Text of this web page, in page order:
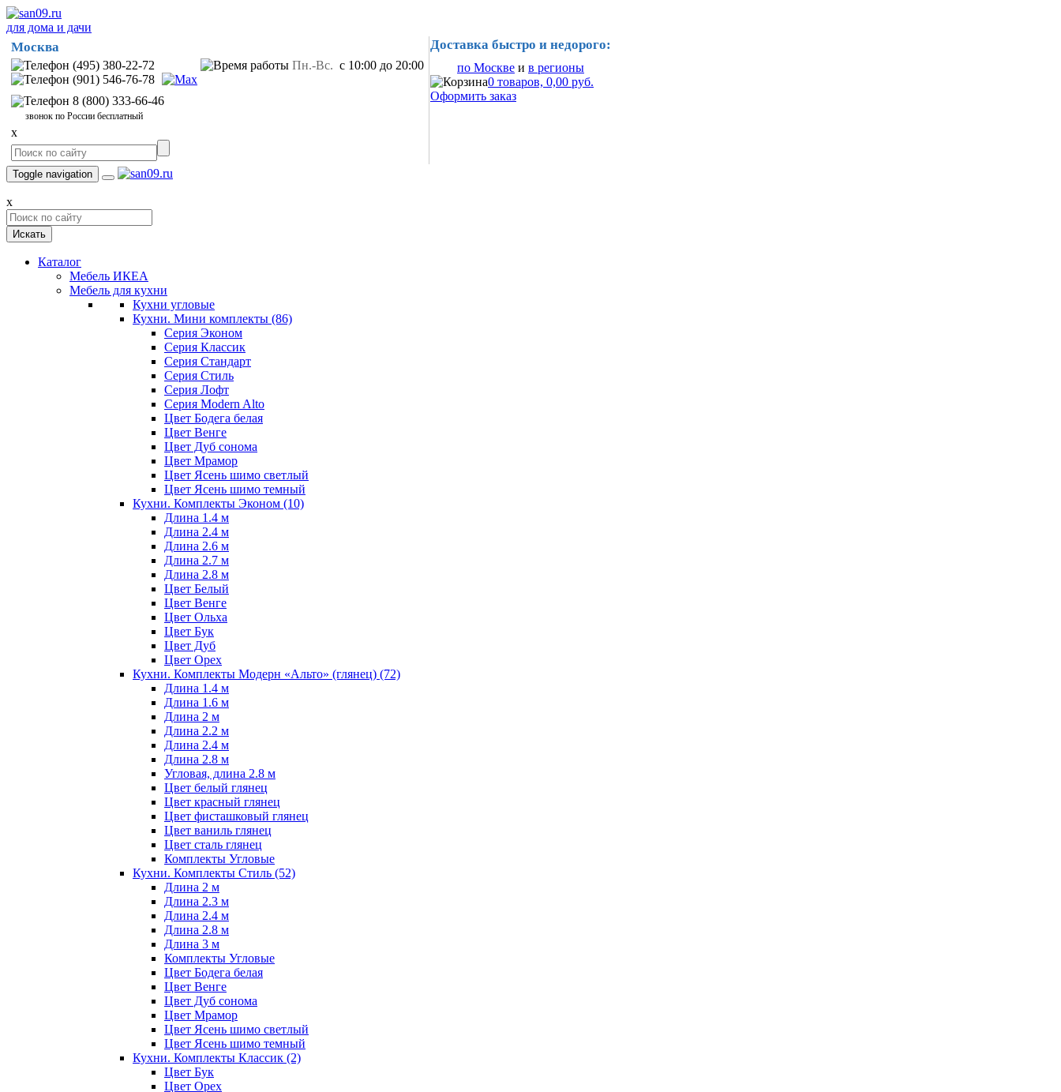
для дома и дачи
Москва
(495) 380-22-72
(901) 546-76-78
8 (800) 333-66-46
звонок по России бесплатный
Пн.-Вс. с 10:00 до 20:00
x
Доставка быстро и недорого:
по Москве и в регионы
0 товаров, 0,00 руб.
Оформить заказ
Toggle navigation
x
Искать
Каталог
Мебель ИКЕА
Мебель для кухни
Кухни угловые
Кухни. Мини комплекты (86)
Серия Эконом
Серия Классик
Серия Стандарт
Серия Стиль
Серия Лофт
Серия Modern Alto
Цвет Бодега белая
Цвет Венге
Цвет Дуб сонома
Цвет Мрамор
Цвет Ясень шимо светлый
Цвет Ясень шимо темный
Кухни. Комплекты Эконом (10)
Длина 1.4 м
Длина 2.4 м
Длина 2.6 м
Длина 2.7 м
Длина 2.8 м
Цвет Белый
Цвет Венге
Цвет Ольха
Цвет Бук
Цвет Дуб
Цвет Орех
Кухни. Комплекты Модерн «Альто» (глянец) (72)
Длина 1.4 м
Длина 1.6 м
Длина 2 м
Длина 2.2 м
Длина 2.4 м
Длина 2.8 м
Угловая, длина 2.8 м
Цвет белый глянец
Цвет красный глянец
Цвет фисташковый глянец
Цвет ваниль глянец
Цвет сталь глянец
Комплекты Угловые
Кухни. Комплекты Стиль (52)
Длина 2 м
Длина 2.3 м
Длина 2.4 м
Длина 2.8 м
Длина 3 м
Комплекты Угловые
Цвет Бодега белая
Цвет Венге
Цвет Дуб сонома
Цвет Мрамор
Цвет Ясень шимо светлый
Цвет Ясень шимо темный
Кухни. Комплекты Классик (2)
Цвет Бук
Цвет Орех